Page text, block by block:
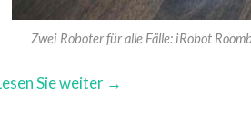
Zwei Roboter für alle Fälle: iRobot
Sie weiter →